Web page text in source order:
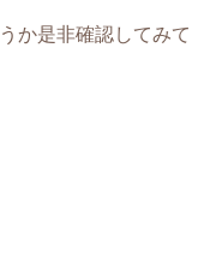
か是非確認してみて